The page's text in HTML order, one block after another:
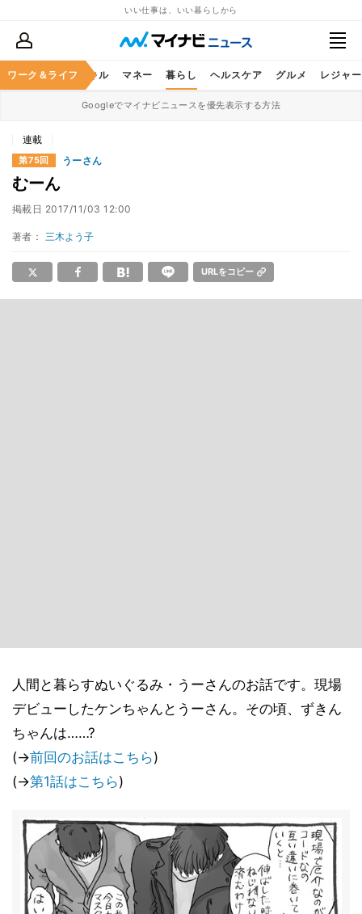
いい仕事は、いい暮らしから
ワーク＆ライフ
ア ビジネススキル マネー 暮らし ヘルスケア グルメ レジャー
Googleでマイナビニュースを優先表示する方法
連載
第75回 うーさん
むーん
掲載日 2017/11/03 12:00
著者： 三木よう子
URLをコピー
人間と暮らすぬいぐるみ・うーさんのお話です。現場
デビューしたケンちゃんとうーさん。その頃、ずきん
ちゃんは……?
(→前回のお話はこちら)
(→第1話はこちら)